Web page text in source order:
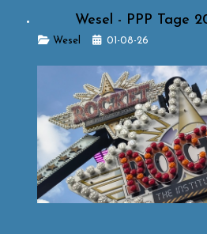
Wesel - PPP Tage
Details
Wesel 01-08-26